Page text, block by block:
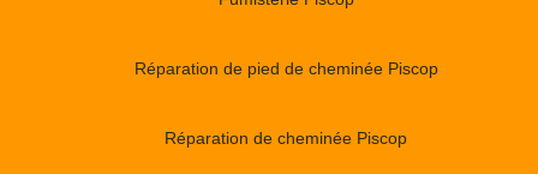
Réparation de pied de cheminée Piscop
Réparation de cheminée Piscop